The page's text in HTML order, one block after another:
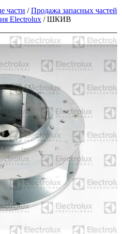
части /Продажа запасных частей
Electrolux /ШКИВ